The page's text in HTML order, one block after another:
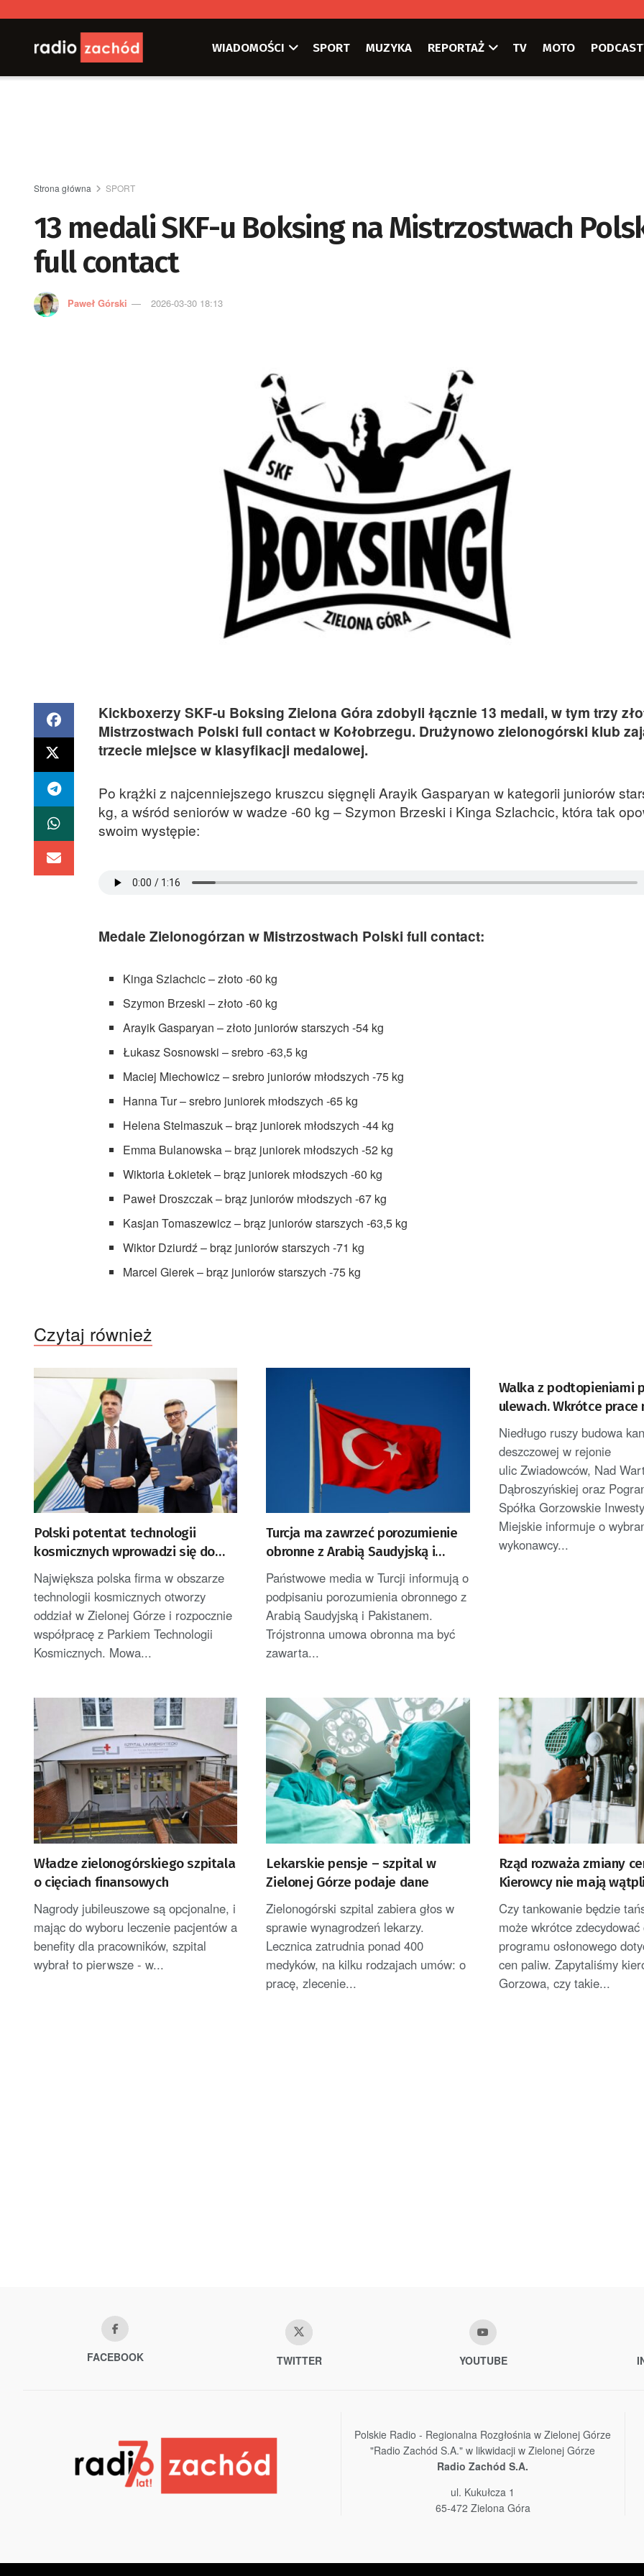
WIADOMOŚCI SPORT MUZYKA REPORTAŻ TV MOTO
Strona główna SPORT
13 medali SKF-u Boksing na Mistrzostwach
full contact
Paweł Górski 2026-03-30 18:13
Kickboxerzy SKF-u Boksing Zielona Góra zdobyli łącznie 13 medali, w tym trzy
Mistrzostwach Polski full contact w Kołobrzegu. Drużynowo zielonogórski klub
trzecie miejsce w klasyfikacji medalowej.
Po krążki z najcenniejszego kruszcu sięgnęli Arayik Gasparyan w kategorii juniorów
kg, a wśród seniorów w wadze -60 kg – Szymon Brzeski i Kinga Szlachcic, która tak
swoim występie:
Medale Zielonogórzan w Mistrzostwach Polski full contact:
Kinga Szlachcic – złoto -60 kg
Szymon Brzeski – złoto -60 kg
Arayik Gasparyan – złoto juniorów starszych -54 kg
Łukasz Sosnowski – srebro -63,5 kg
Maciej Miechowicz – srebro juniorów młodszych -75 kg
Hanna Tur – srebro juniorek młodszych -65 kg
Helena Stelmaszuk – brąz juniorek młodszych -44 kg
Emma Bulanowska – brąz juniorek młodszych -52 kg
Wiktoria Łokietek – brąz juniorek młodszych -60 kg
Paweł Droszczak – brąz juniorów młodszych -67 kg
Kasjan Tomaszewicz – brąz juniorów starszych -63,5 kg
Wiktor Dziurdź – brąz juniorów starszych -71 kg
Marcel Gierek – brąz juniorów starszych -75 kg
Czytaj również
Polski potentat technologii
kosmicznych wprowadzi się do
Zielonej Góry
Największa polska firma w obszarze
technologii kosmicznych otworzy
oddział w Zielonej Górze i rozpocznie
współpracę z Parkiem Technologii
Kosmicznych. Mowa...
Turcja ma zawrzeć porozumienie
obronne z Arabią Saudyjską i
Pakistanem
Państwowe media w Turcji informują o
podpisaniu porozumienia obronnego z
Arabią Saudyjską i Pakistanem.
Trójstronna umowa obronna ma być
zawarta...
Walka z podtopieniami
ulewach. Wkrótce prace
ulicach Gorzowa
Niedługo ruszy budowa
deszczowej w rejonie
ulic Zwiadowców, Nad
Dąbroszyńskiej oraz
Spółka Gorzowskie
Miejskie informuje o
wykonawcy...
Władze zielonogórskiego szpitala
o cięciach finansowych
Nagrody jubileuszowe są opcjonalne, i
mając do wyboru leczenie pacjentów a
benefity dla pracowników, szpital
wybrał to pierwsze - w...
Lekarskie pensje – szpital w
Zielonej Górze podaje dane
Zielonogórski szpital zabiera głos w
sprawie wynagrodzeń lekarzy.
Lecznica zatrudnia ponad 400
medyków, na kilku rodzajach umów: o
pracę, zlecenie...
Rząd rozważa zmiany
Kierowcy nie mają
Czy tankowanie będzie
może wkrótce
programu osłonowego
cen paliw. Zapytaliśmy
Gorzowa, czy takie...
FACEBOOK TWITTER YOUTUBE
Polskie Radio - Regionalna Rozgłośnia w Zielonej Górze
"Radio Zachód S.A." w likwidacji w Zielonej Górze
Radio Zachód S.A.
ul. Kukułcza 1
65-472 Zielona Góra